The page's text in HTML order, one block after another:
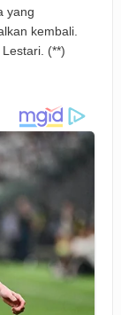
yang
kembali.
(**)